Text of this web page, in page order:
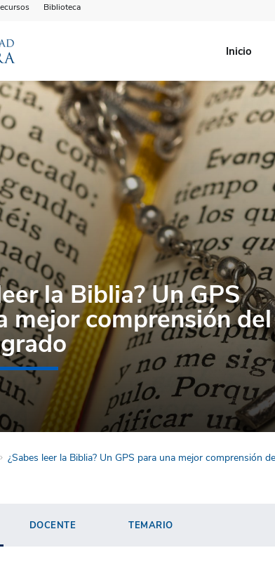
Biblioteca
Inicio
la Biblia? Un GPS
mejor comprensión del
¿Sabes leer la Biblia? Un GPS para una mejor comprensión
DOCENTE TEMARIO